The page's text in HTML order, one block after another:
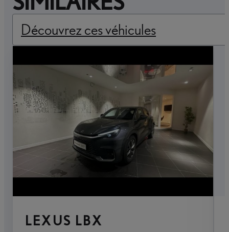
Découvrez ces véhicules
LEXUS LBX